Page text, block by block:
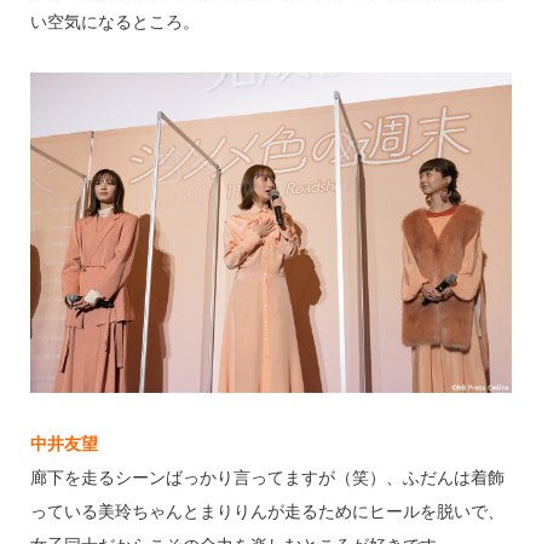
い空気になるところ。
中井友望
廊下を走るシーンばっかり言ってますが（笑）、ふだんは着飾
っている美玲ちゃんとまりりんが走るためにヒールを脱いで、